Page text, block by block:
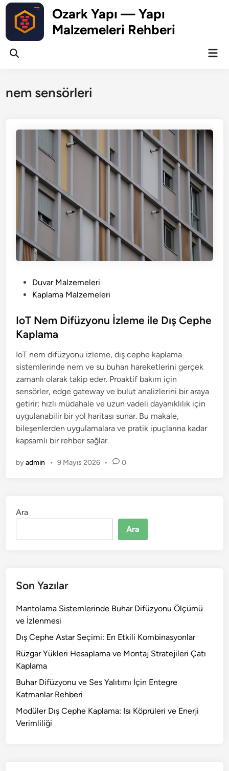
Skip
content
Ozark Yapı — Yapı
Malzemeleri Rehberi
Open
nem sensörleri
t
e
i
n
Duvar Malzemeleri
Kaplama Malzemeleri
IoT Nem Difüzyonu İzleme ile Dış Cephe
Kaplama
IoT nem difüzyonu izleme, dış cephe kaplama
sistemlerinde nem ve su buharı hareketlerini gerçek
zamanlı olarak takip eder. Proaktif bakım için
sensörler, edge gateway ve bulut analizlerini bir araya
getirir; hızlı müdahale ve uzun vadeli dayanıklılık için
uygulanabilir bir yol haritası sunar. Bu makale,
bileşenlerden uygulamalara ve pratik ipuçlarına kadar
kapsamlı bir rehber sağlar.
byadmin • 9 Mayıs 2026 • 0
Ara
Ara
Son Yazılar
Mantolama Sistemlerinde Buhar Difüzyonu Ölçümü
ve İzlenmesi
Dış Cephe Astar Seçimi: En Etkili Kombinasyonlar
Rüzgar Yükleri Hesaplama ve Montaj Stratejileri Çatı
Kaplama
Buhar Difüzyonu ve Ses Yalıtımı İçin Entegre
Katmanlar Rehberi
Modüler Dış Cephe Kaplama: Isı Köprüleri ve Enerji
Verimliliği